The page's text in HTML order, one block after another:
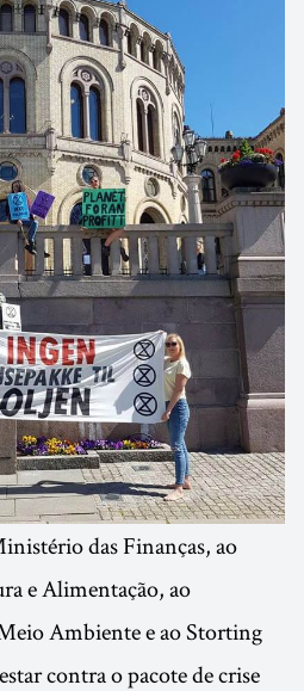
das Finanças, ao
e Alimentação, ao
Ambiente e ao Storting
contra o pacote de crise